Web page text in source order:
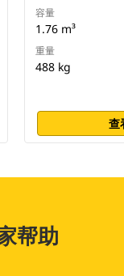
容量
1.76 m³
重量
488 kg
查
帮助